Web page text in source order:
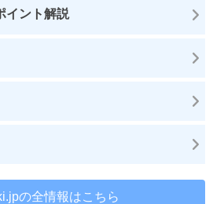
イント解説
の全情報はこちら